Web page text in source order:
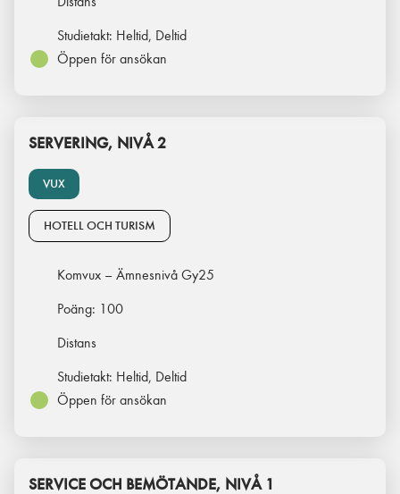
Studietakt: Heltid, Deltid
Öppen för ansökan
VUX
SERVERING, NIVÅ 2
HOTELL OCH TURISM
Komvux – Ämnesnivå Gy25
Poäng: 100
Distans
Studietakt: Heltid, Deltid
Öppen för ansökan
SERVICE OCH BEMÖTANDE, NIVÅ 1